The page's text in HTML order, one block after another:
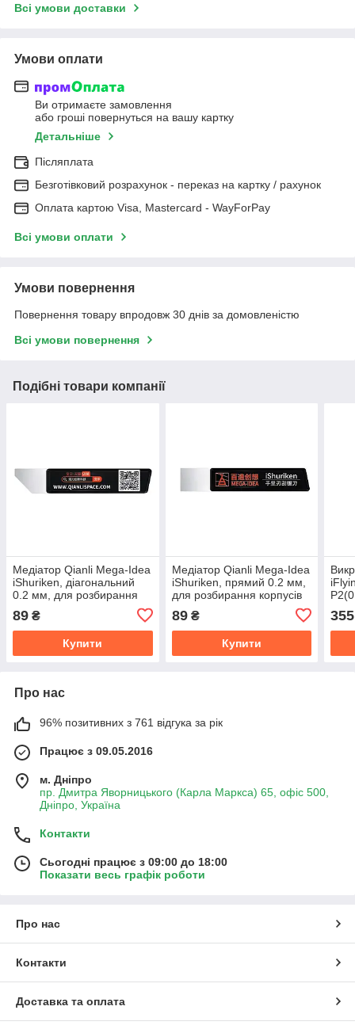
Всі умови доставки
Умови оплати
Ви отримаєте замовлення
або гроші повернуться на вашу картку
Детальніше
Післяплата
Безготівковий розрахунок - переказ на картку / рахунок
Оплата картою Visa, Mastercard - WayForPay
Всі умови оплати
Умови повернення
Повернення товару впродовж 30 днів за домовленістю
Всі умови повернення
Подібні товари компанії
Медіатор Qianli Mega-Idea
iShuriken, діагональний
0.2 мм, для розбирання
89 ₴
Купити
Медіатор Qianli Mega-Idea
iShuriken, прямий 0.2 мм,
для розбирання корпусів
89₴
Купити
355
Про нас
96% позитивних з 761 відгука за рік
Працює з 09.05.2016
м. Дніпро
пр. Дмитра Яворницького (Карла Маркса) 65, офіс 500,
Дніпро, Україна
Контакти
Сьогодні працює з 09:00 до 18:00
Показати весь графік роботи
Про нас
Контакти
Доставка та оплата